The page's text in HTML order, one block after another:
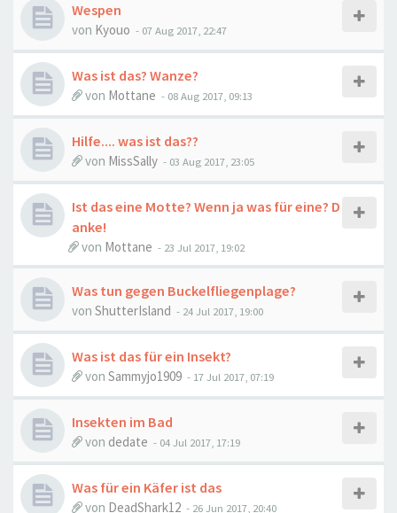
Wespen
von Kyouo - 07 Aug 2017, 22:47
Was ist das? Wanze?
von Mottane - 08 Aug 2017, 09:13
Hilfe.... was ist das??
von MissSally - 03 Aug 2017, 23:05
Ist das eine Motte? Wenn ja was für eine? D
anke!
von Mottane - 23 Jul 2017, 19:02
Was tun gegen Buckelfliegenplage?
von ShutterIsland - 24 Jul 2017, 19:00
Was ist das für ein Insekt?
von Sammyjo1909 - 17 Jul 2017, 07:19
Insekten im Bad
von dedate - 04 Jul 2017, 17:19
Was für ein Käfer ist das
von DeadShark12 - 26 Jun 2017, 20:40